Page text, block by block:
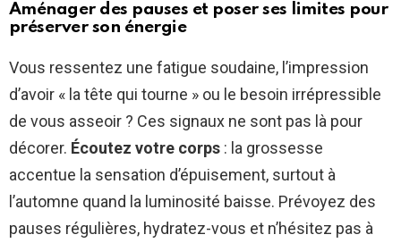
Aménager des pauses et poser ses limites pour
préserver son énergie
Vous ressentez une fatigue soudaine, l’impression
d’avoir « la tête qui tourne » ou le besoin irrépressible
de vous asseoir ? Ces signaux ne sont pas là pour
décorer. Écoutez votre corps : la grossesse
accentue la sensation d’épuisement, surtout à
l’automne quand la luminosité baisse. Prévoyez des
pauses régulières, hydratez-vous et n’hésitez pas à